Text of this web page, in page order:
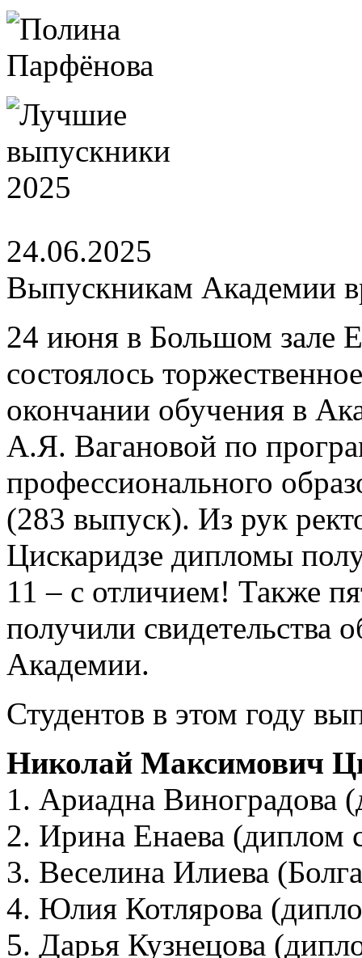
24.06.2025
Выпускникам Академии
24 июня в Большом зале
состоялось
окончании обучения в
А.Я. Вагановой по
профессионального
(283 выпуск). Из рук
Цискаридзе дипломы
11 – с отличием! Также
получили свидетельства
Академии.
Студентов в этом году
Николай Максимович
1. Ариадна Виноградова
2. Ирина Енаева (диплом
3. Веселина Илиева
4. Юлия Котлярова
5. Дарья Кузнецова